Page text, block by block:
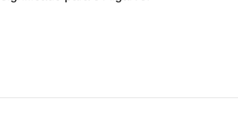
identidade, liberdade e transformação